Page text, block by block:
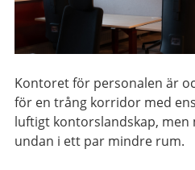
Kontoret för personalen är
för en trång korridor med
luftigt kontorslandskap, men
undan i ett par mindre rum.